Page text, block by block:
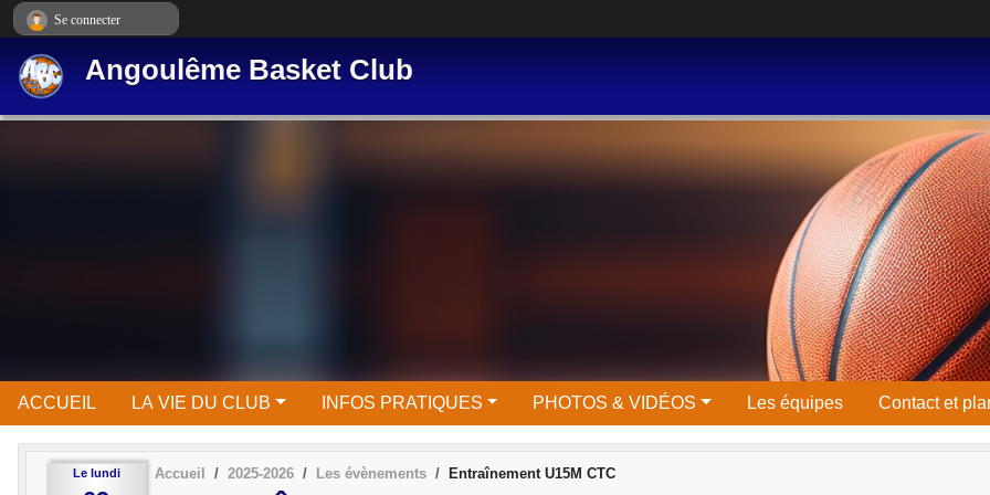
Angoulême Basket Club
ACCUEIL LA VIE DU CLUB INFOS PRATIQUES PHOTOS & VIDÉOS Les équipes Contact et
Le lundi Accueil 2025-2026 Les évènements Entraînement U15M CTC
Se connecter
Panneau de gestion des cookies